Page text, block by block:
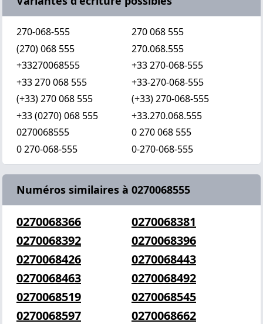
270-068-555
270 068 555
(270) 068 555
270.068.555
+33270068555
+33 270-068-555
+33 270 068 555
+33-270-068-555
(+33) 270 068 555
(+33) 270-068-555
+33 (0270) 068 555
+33.270.068.555
0270068555
0 270 068 555
0 270-068-555
0-270-068-555
Numéros similaires à 0270068555
0270068366
0270068381
0270068392
0270068396
0270068426
0270068443
0270068463
0270068492
0270068519
0270068545
0270068597
0270068662